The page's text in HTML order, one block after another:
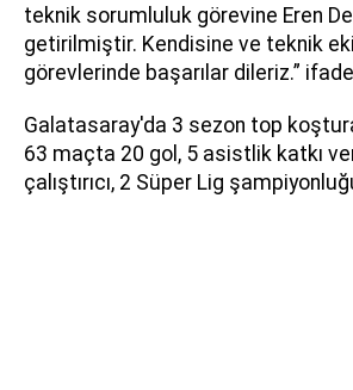
teknik sorumluluk görevine Eren
getirilmiştir. Kendisine ve teknik
görevlerinde başarılar dileriz.”
Galatasaray'da 3 sezon top
63 maçta 20 gol, 5 asistlik katkı
çalıştırıcı, 2 Süper Lig